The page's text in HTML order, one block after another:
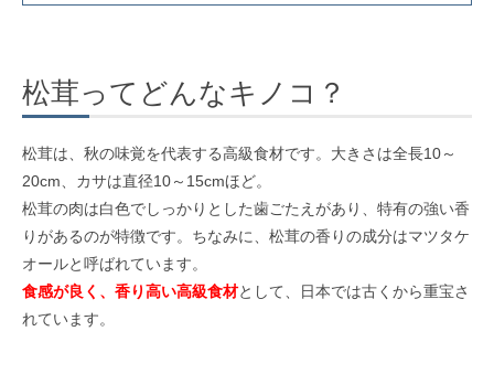
松茸ってどんなキノコ？
松茸は、秋の味覚を代表する高級食材です。大きさは全長10～
20cm、カサは直径10～15cmほど。
松茸の肉は白色でしっかりとした歯ごたえがあり、特有の強い香
りがあるのが特徴です。ちなみに、松茸の香りの成分はマツタケ
オールと呼ばれています。
食感が良く、香り高い高級食材として、日本では古くから重宝さ
れています。